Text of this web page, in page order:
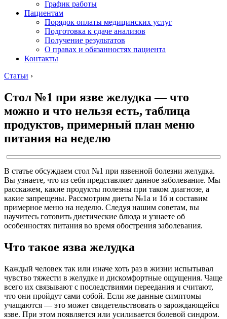
График работы
Пациентам
Порядок оплаты медицинских услуг
Подготовка к сдаче анализов
Получение результатов
О правах и обязанностях пациента
Контакты
Статьи ›
Стол №1 при язве желудка — что
можно и что нельзя есть, таблица
продуктов, примерный план меню
питания на неделю
В статье обсуждаем стол №1 при язвенной болезни желудка.
Вы узнаете, что из себя представляет данное заболевание. Мы
расскажем, какие продукты полезны при таком диагнозе, а
какие запрещены. Рассмотрим диеты №1а и 1б и составим
примерное меню на неделю. Следуя нашим советам, вы
научитесь готовить диетические блюда и узнаете об
особенностях питания во время обострения заболевания.
Что такое язва желудка
Каждый человек так или иначе хоть раз в жизни испытывал
чувство тяжести в желудке и дискомфортные ощущения. Чаще
всего их связывают с последствиями переедания и считают,
что они пройдут сами собой. Если же данные симптомы
учащаются — это может свидетельствовать о зарождающейся
язве. При этом появляется или усиливается болевой синдром.